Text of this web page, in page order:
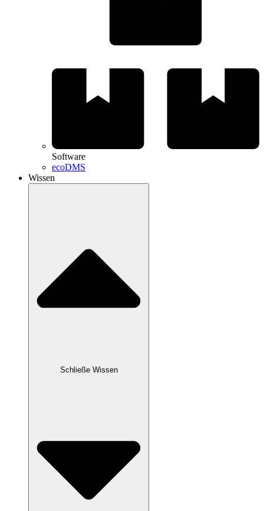
Software
ecoDMS
Wissen
Schließe Wissen